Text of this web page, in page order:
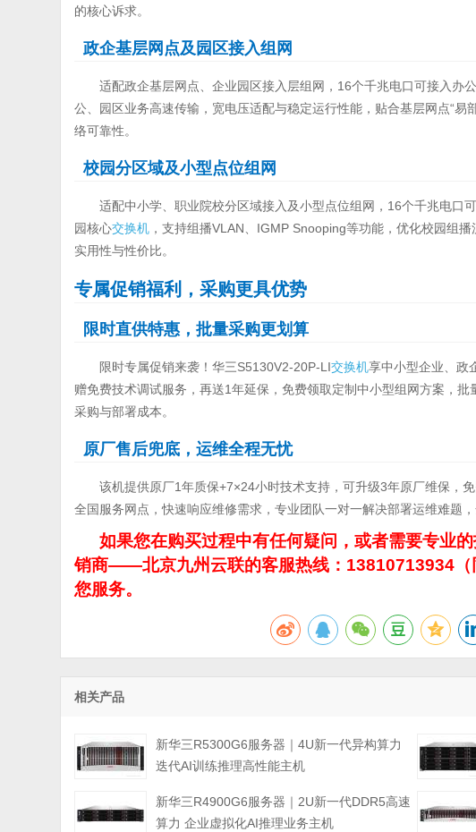
的核心诉求。
政企基层网点及园区接入组网
适配政企基层网点、企业园区接入层组网，16个千兆电口可接入办
公、园区业务高速传输，宽电压适配与稳定运行性能，贴合基层网点“易
络可靠性。
校园分区域及小型点位组网
适配中小学、职业院校分区域接入及小型点位组网，16个千兆电口
园核心交换机 ，支持组播VLAN、IGMP Snooping等功能，优化校园组
实用性与性价比。
专属促销福利，采购更具优势
限时直供特惠，批量采购更划算
限时专属促销来袭！华三S5130V2-20P-LI交换机享中小型企业、政
赠免费技术调试服务，再送1年延保，免费领取定制中小型组网方案，
采购与部署成本。
原厂售后兜底，运维全程无忧
该机提供原厂1年质保+7×24小时技术支持，可升级3年原厂维保，
全国服务网点，快速响应维修需求，专业团队一对一解决部署运维难题，
如果您在购买过程中有任何疑问，或者需要专业
销商——北京九州云联的客服热线：13810713934（
您服务。
相关产品
新华三R5300G6服务器｜4U新一代异构算力
迭代AI训练推理高性能主机
新华三R4900G6服务器｜2U新一代DDR5高速
算力 企业虚拟化AI推理业务主机